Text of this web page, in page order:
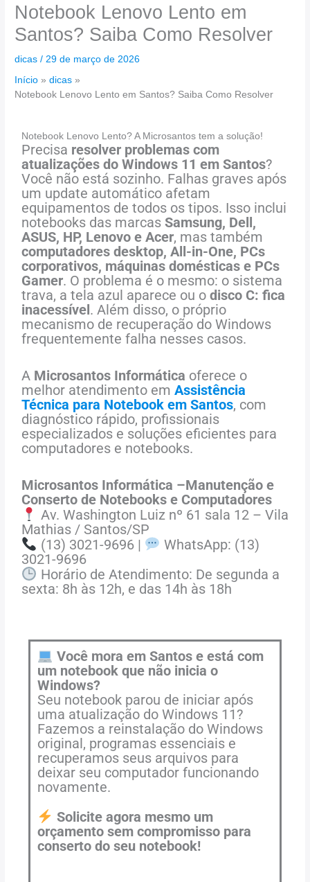
Notebook Lenovo Lento em
Santos? Saiba Como Resolver
dicas / 29 de março de 2026
Início
dicas
Notebook Lenovo Lento em Santos? Saiba Como Resolver
Notebook Lenovo Lento? A Microsantos tem a solução!
Precisa resolver problemas com
atualizações do Windows 11 em Santos?
Você não está sozinho. Falhas graves após
um update automático afetam
equipamentos de todos os tipos. Isso inclui
notebooks das marcasSamsung, Dell,
ASUS, HP, Lenovo e Acer, mas também
computadores desktop, All-in-One, PCs
corporativos, máquinas domésticas e PCs
Gamer. O problema é o mesmo: o sistema
trava, a tela azul aparece ou odisco C: fica
inacessível. Além disso, o próprio
mecanismo de recuperação do Windows
frequentemente falha nesses casos.
A Microsantos Informática oferece o
melhor atendimento emAssistência
Técnica para Notebook em Santos, com
diagnóstico rápido, profissionais
especializados e soluções eficientes para
computadores e notebooks.
Microsantos Informática –Manutenção e
Conserto de Notebooks e Computadores
Av. Washington Luiz nº 61 sala 12 – Vila
Mathias / Santos/SP
(13) 3021-9696 |
WhatsApp: (13)
3021-9696
Horário de Atendimento: De segunda a
sexta: 8h às 12h, e das 14h às 18h
Você mora em Santos e está com
um notebook que não inicia o
Windows?
Seu notebook parou de iniciar após
uma atualização do Windows 11?
Fazemos a reinstalação do Windows
original, programas essenciais e
recuperamos seus arquivos para
deixar seu computador funcionando
novamente.
Solicite agora mesmo um
orçamento sem compromisso para
conserto do seu notebook!